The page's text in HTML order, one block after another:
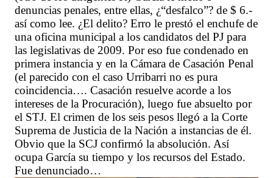
denuncias penales, entre ellas, ¿“desfalco”? de $ 6.-
así como lee. ¿El delito? Erro le prestó el enchufe de
una oficina municipal a los candidatos del PJ para
las legislativas de 2009. Por eso fue condenado en
primera instancia y en la Cámara de Casación Penal
(el parecido con el caso Urribarri no es pura
coincidencia…. Casación resuelve acorde a los
intereses de la Procuración), luego fue absuelto por
el STJ. El crimen de los seis pesos llegó a la Corte
Suprema de Justicia de la Nación a instancias de él.
Obvio que la SCJ confirmó la absolución. Así
ocupa García su tiempo y los recursos del Estado.
Fue denunciado…